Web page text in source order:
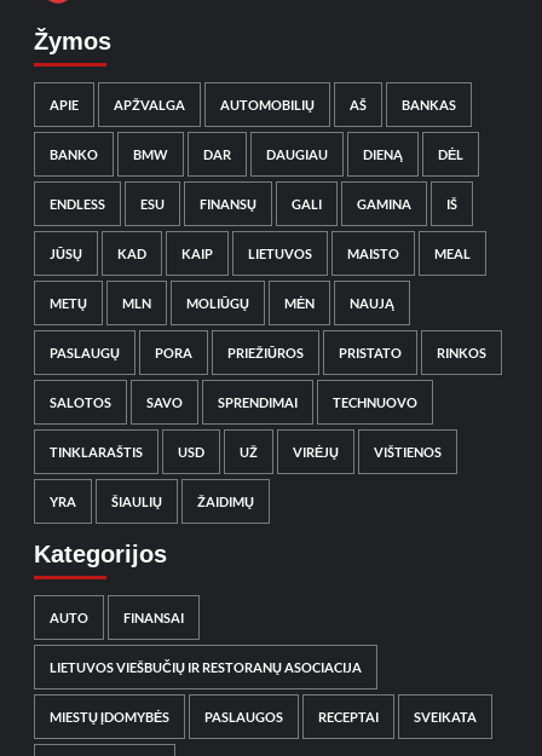
Žymos
APIE APŽVALGA AUTOMOBILIŲ AŠ BANKAS
BANKO BMW DAR DAUGIAU DIENĄ DĖL
ENDLESS ESU FINANSŲ GALI GAMINA IŠ
JŪSŲ KAD KAIP LIETUVOS MAISTO MEAL
METŲ MLN MOLIŪGŲ MĖN NAUJĄ
PASLAUGŲ PORA PRIEŽIŪROS PRISTATO RINKOS
SALOTOS SAVO SPRENDIMAI TECHNUOVO
TINKLARAŠTIS USD UŽ VIRĖJŲ VIŠTIENOS
YRA ŠIAULIŲ ŽAIDIMŲ
Kategorijos
AUTO FINANSAI
LIETUVOS VIEŠBUČIŲ IR RESTORANŲ ASOCIACIJA
MIESTŲ ĮDOMYBĖS PASLAUGOS RECEPTAI SVEIKATA